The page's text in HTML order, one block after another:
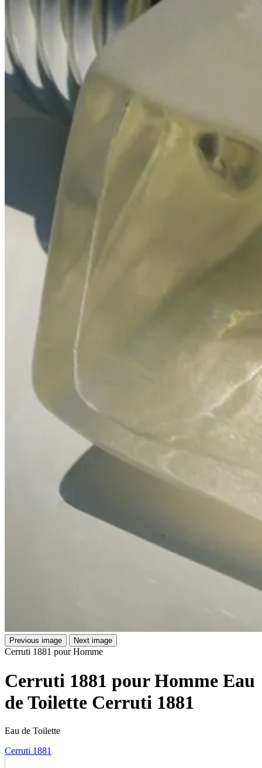
Previous image Next image
Cerruti 1881 pour Homme
Cerruti 1881 pour Homme Eau
de Toilette Cerruti 1881
Eau de Toilette
Cerruti 1881